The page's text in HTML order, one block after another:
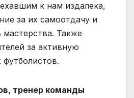
к нам издалека,
за их само­отдачу и
Также
за активную
тренер команды